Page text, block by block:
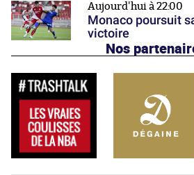
Aujourd'hui à 22:00
Monaco poursuit
victoire
Nos